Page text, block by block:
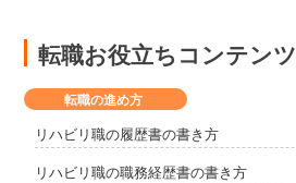
転職お役立ちコンテンツ
転職の進め方
リハビリ職の履歴書の書き方
リハビリ職の職務経歴書の書き方